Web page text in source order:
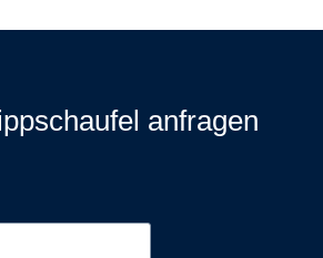
anfragen